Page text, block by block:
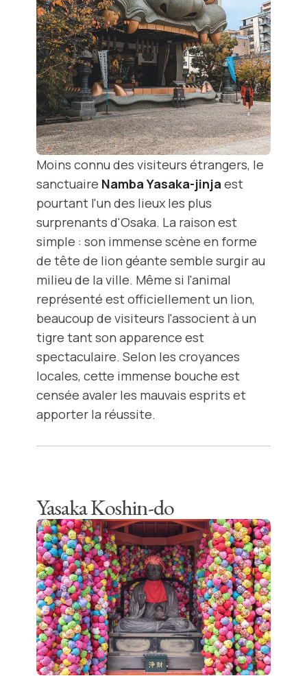
Moins connu des visiteurs étrangers, le
sanctuaire Namba Yasaka-jinja est
pourtant l'un des lieux les plus
surprenants d'Osaka. La raison est
simple : son immense scène en forme
de tête de lion géante semble surgir au
milieu de la ville. Même si l'animal
représenté est officiellement un lion,
beaucoup de visiteurs l'associent à un
tigre tant son apparence est
spectaculaire. Selon les croyances
locales, cette immense bouche est
censée avaler les mauvais esprits et
apporter la réussite.
Yasaka Koshin-do